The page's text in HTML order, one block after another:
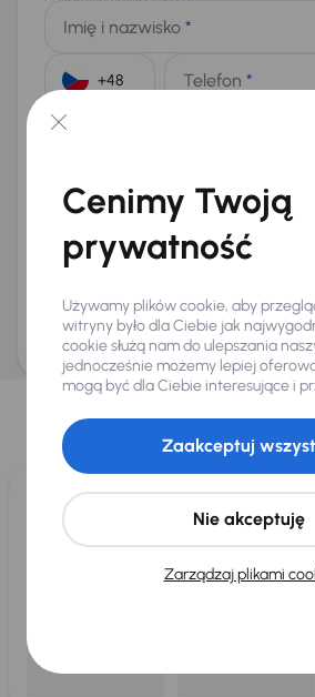
Imię i nazwisko *
Telefon *
E-mail
Na e-mail(opcjonalnie)
Na numer telefonu (opcjonalnie)
Wyślij zapytanie
ani zagwarantowaną dostępnością pojazdu. AURES
Dopraváků 874/15, Čimice, 184 00 Praga 8, będzie
Twoje dane osobowe zgodnie z zasadami ochrony i
osobowych.
Wybraliśmy
Wybieramy dla Ciebie
dla Ciebiedo 400 pojazdów
Cenimy Twoją
prywatność
Używamy plików cookie, aby
witryny było dla Ciebie jak
cookie służą nam do ulepszania
jednocześnie możemy lepiej
mogą być dla Ciebie interesujące i
Zarządzaj plikami
Nie akceptuję
Zaakceptuj